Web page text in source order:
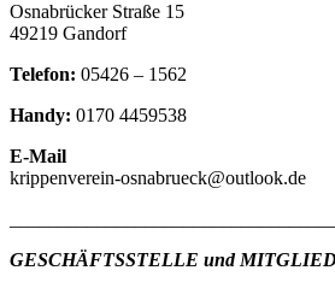
Osnabrücker Straße 15
49219 Gandorf
Telefon: 05426 – 1562
Handy: 0170 4459538
E-Mail
krippenverein-osnabrueck@outlook.de
GESCHÄFTSSTELLE und